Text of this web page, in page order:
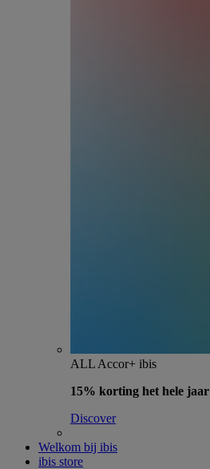
ALL Accor+ ibis
15% korting het hele jaar
Discover
Welkom bij ibis
ibis store